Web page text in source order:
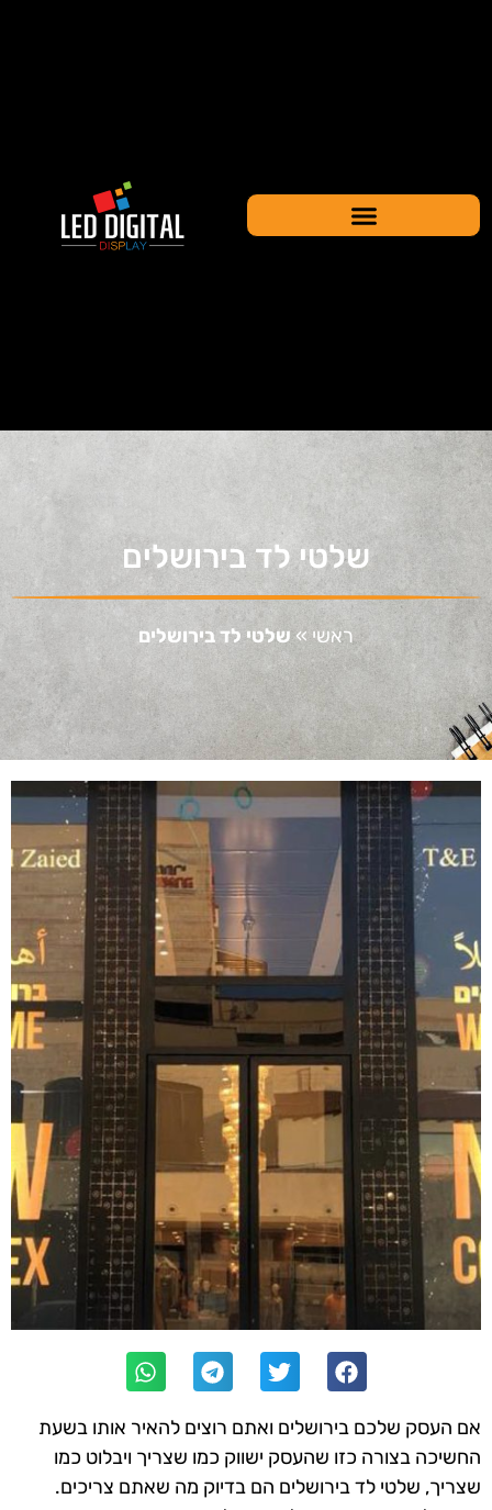
שלטי לד בירושלים
ראשי»שלטי לד בירושלים
אם העסק שלכם בירושלים ואתם רוצים להאיר אותו בשעת
החשיכה בצורה כזו שהעסק ישווק כמו שצריך ויבלוט כמו
שצריך, שלטי לד בירושלים הם בדיוק מה שאתם צריכים.